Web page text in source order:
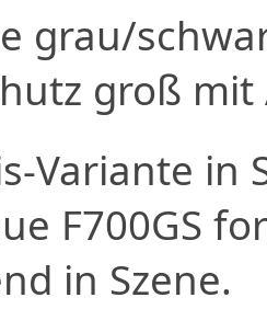
grau/
groß
Variante in
F700GS
in Szene.